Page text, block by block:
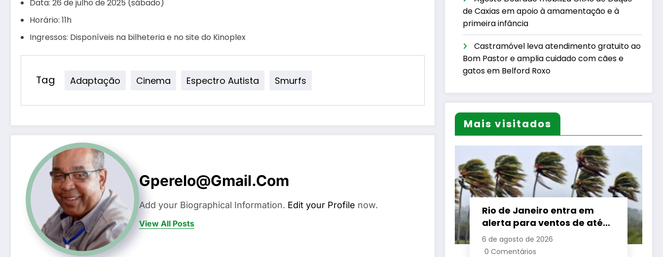
Data: 26 de julho de 2025 (sábado)
Horário: 11h
Ingressos: Disponíveis na bilheteria e no site do Kinoplex
Tag Adaptação Cinema Espectro Autista Smurfs
Gperelo@gmail.com
Add your Biographical Information. Edit your Profile now.
View All Posts
de Caxias em apoio à amamentação e à
primeira infância
Castramóvel leva atendimento gratuito ao
Bom Pastor e amplia cuidado com cães e
gatos em Belford Roxo
Mais visitados
Rio de Janeiro entra em
alerta para ventos de até
110 km/h com avanço de
frente fria associada a
6 de agosto de 2026
0 Comentários